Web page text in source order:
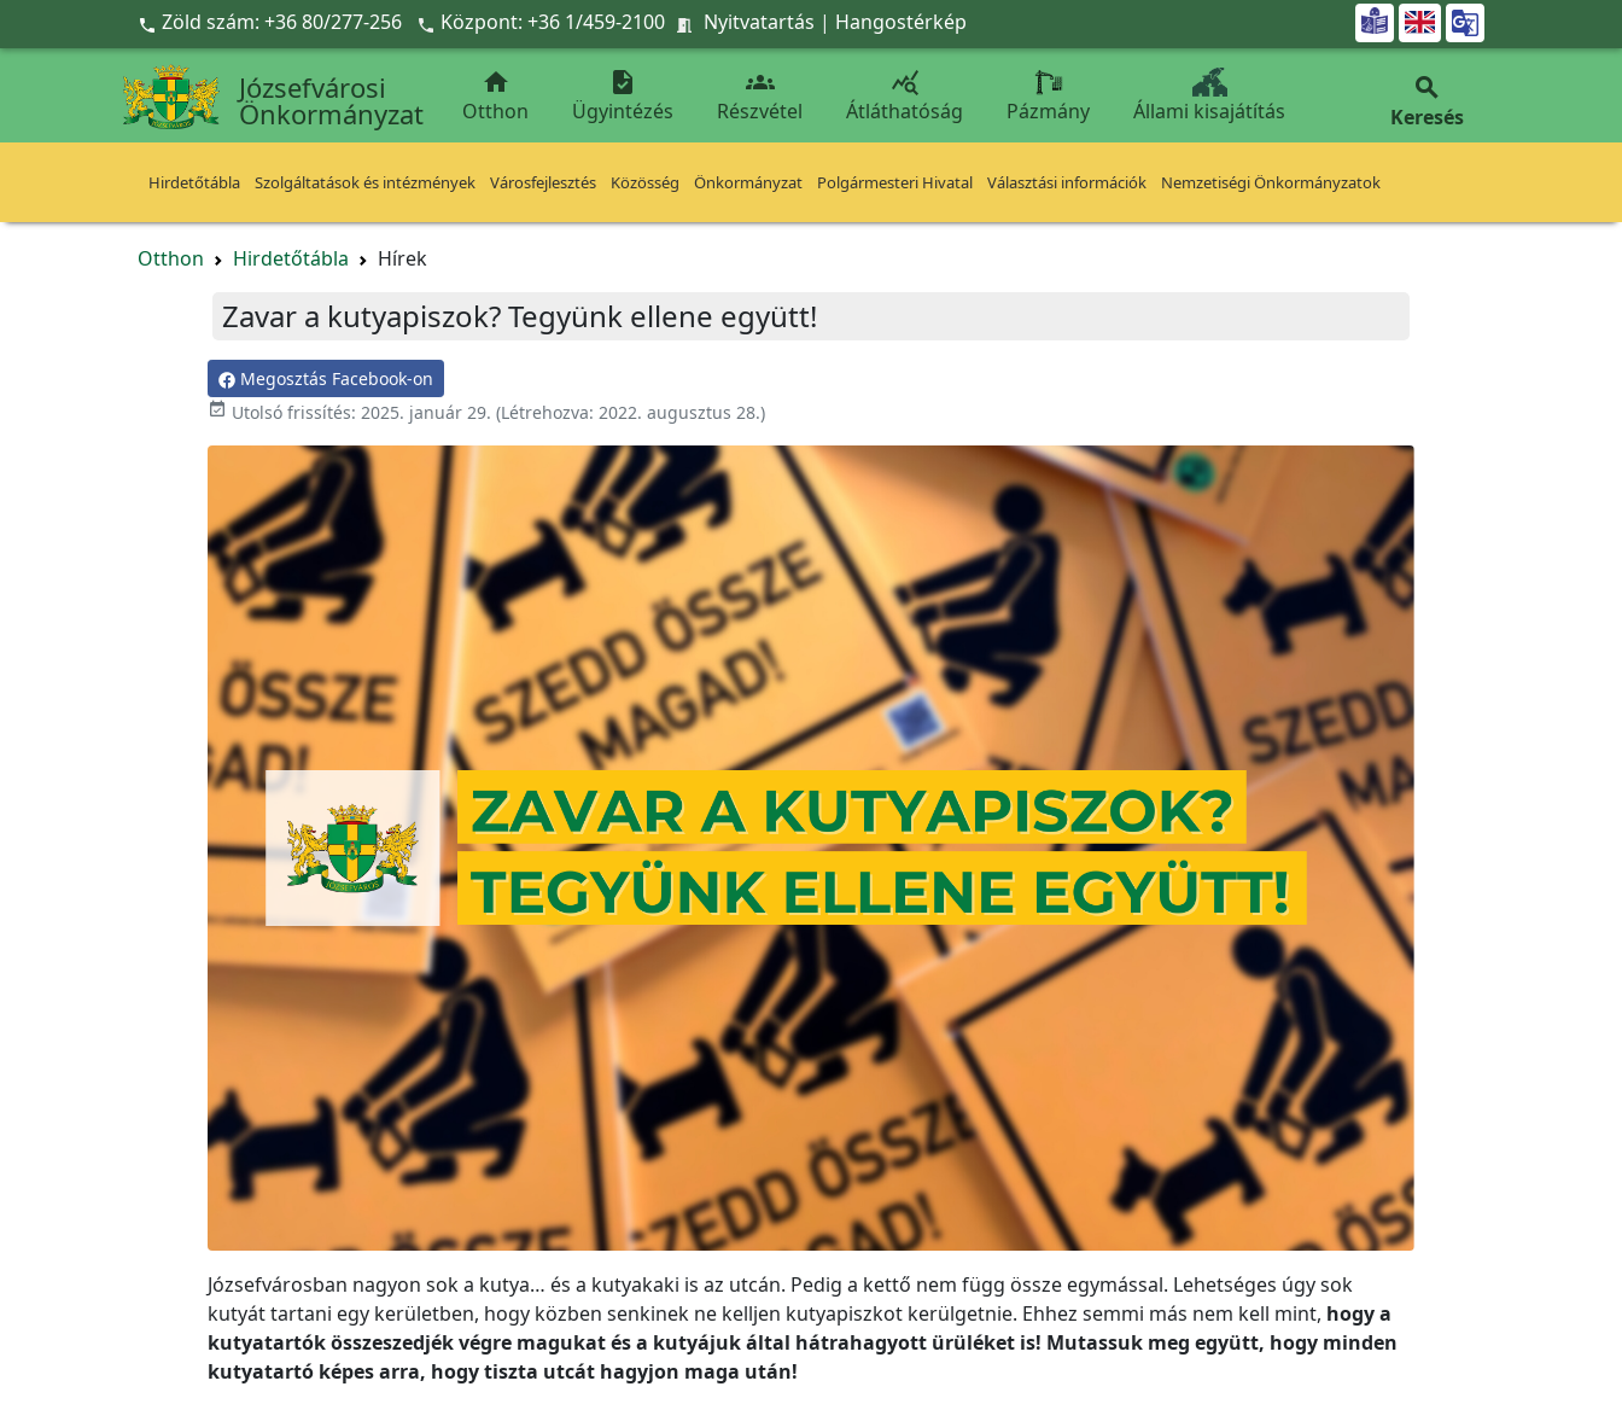
Ugrás a fő tartalomra
 Zöld szám: +36 80/277-256  Központ: +36 1/459-2100  Nyitvatartás | Hangostérkép 
Józsefvárosi
Önkormányzat

Otthon

Ügyintézés

Részvétel

Átláthatóság Pázmány Állami kisajátítás

Keresés
Hirdetőtábla Szolgáltatások és intézmények Városfejlesztés Közösség Önkormányzat Polgármesteri Hivatal Választási információk Nemzetiségi Önkormányzatok
Otthon Hirdetőtábla Hírek
Zavar a kutyapiszok? Tegyünk ellene együtt!
Megosztás Facebook-on
 Utolsó frissítés: 2025. január 29. (Létrehozva: 2022. augusztus 28.)
Józsefvárosban nagyon sok a kutya… és a kutyakaki is az utcán. Pedig a kettő nem függ össze egymással. Lehetséges úgy sok
kutyát tartani egy kerületben, hogy közben senkinek ne kelljen kutyapiszkot kerülgetnie. Ehhez semmi más nem kell mint, hogy a
kutyatartók összeszedjék végre magukat és a kutyájuk által hátrahagyott ürüléket is! Mutassuk meg együtt, hogy minden
kutyatartó képes arra, hogy tiszta utcát hagyjon maga után!